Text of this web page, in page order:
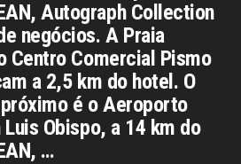
Autograph Collection
negócios. A Praia
Centro Comercial Pismo
a 2,5 km do hotel. O
é o Aeroporto
Luis Obispo, a 14 km do
…